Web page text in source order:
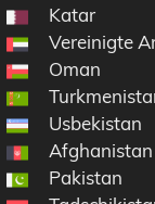
Katar
Vereinigte
Oman
Usbekistan
Afghanistan
Pakistan